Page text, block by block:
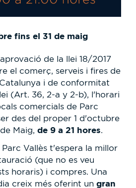
fins el 31 de maig
de la llei 18/2017
el comerç, serveis i fires de
i de conformitat
(Art. 36, 2-a y 2-b), l'horari
comercials de Parc
des del proper 1 d'octubre
Maig, de 9 a 21 hores.
Vallès t'espera la millor
(que no es veu
horaris) i compres. Una
creix més oferint un gran